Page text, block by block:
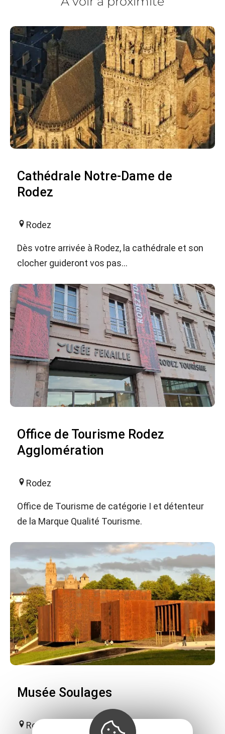
Cathédrale Notre-Dame de
Rodez
Rodez
Dès votre arrivée à Rodez, la cathédrale et son
clocher guideront vos pas...
Office de Tourisme Rodez
Agglomération
Rodez
Office de Tourisme de catégorie I et détenteur
de la Marque Qualité Tourisme.
Musée Soulages
Rodez